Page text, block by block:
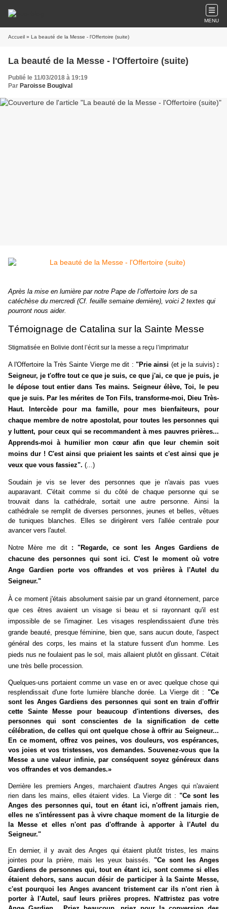
MENU
Accueil » La beauté de la Messe - l'Offertoire (suite)
La beauté de la Messe - l'Offertoire (suite)
Publié le 11/03/2018 à 19:19
Par Paroisse Bougival
Après la mise en lumière par notre Pape de l’offertoire lors de sa
catéchèse du mercredi (Cf. feuille semaine dernière), voici 2 textes qui
pourront nous aider.
Témoignage de Catalina sur la Sainte Messe
Stigmatisée en Bolivie dont l’écrit sur la messe a reçu l’imprimatur
A l'Offertoire la Très Sainte Vierge me dit : "Prie ainsi (et je la suivis) :
Seigneur, je t'offre tout ce que je suis, ce que j'ai, ce que je puis, je
le dépose tout entier dans Tes mains. Seigneur élève, Toi, le peu
que je suis. Par les mérites de Ton Fils, transforme-moi, Dieu Très-
Haut. Intercède pour ma famille, pour mes bienfaiteurs, pour
chaque membre de notre apostolat, pour toutes les personnes qui
y luttent, pour ceux qui se recommandent à mes pauvres prières...
Apprends-moi à humilier mon cœur afin que leur chemin soit
moins dur ! C'est ainsi que priaient les saints et c'est ainsi que je
veux que vous fassiez". (...)
Soudain je vis se lever des personnes que je n'avais pas vues
auparavant. C'était comme si du côté de chaque personne qui se
trouvait dans la cathédrale, sortait une autre personne. Ainsi la
cathédrale se remplit de diverses personnes, jeunes et belles, vêtues
de tuniques blanches. Elles se dirigèrent vers l'allée centrale pour
avancer vers l'autel.
Notre Mère me dit : "Regarde, ce sont les Anges Gardiens de
chacune des personnes qui sont ici. C'est le moment où votre
Ange Gardien porte vos offrandes et vos prières à l'Autel du
Seigneur."
À ce moment j'étais absolument saisie par un grand étonnement, parce
que ces êtres avaient un visage si beau et si rayonnant qu'il est
impossible de se l'imaginer. Les visages resplendissaient d'une très
grande beauté, presque féminine, bien que, sans aucun doute, l'aspect
général des corps, les mains et la stature fussent d'un homme. Les
pieds nus ne foulaient pas le sol, mais allaient plutôt en glissant. C'était
une très belle procession.
Quelques-uns portaient comme un vase en or avec quelque chose qui
resplendissait d'une forte lumière blanche dorée. La Vierge dit : "Ce
sont les Anges Gardiens des personnes qui sont en train d'offrir
cette Sainte Messe pour beaucoup d'intentions diverses, des
personnes qui sont conscientes de la signification de cette
célébration, de celles qui ont quelque chose à offrir au Seigneur...
En ce moment, offrez vos peines, vos douleurs, vos espérances,
vos joies et vos tristesses, vos demandes. Souvenez-vous que la
Messe a une valeur infinie, par conséquent soyez généreux dans
vos offrandes et vos demandes.»
Derrière les premiers Anges, marchaient d'autres Anges qui n'avaient
rien dans les mains, elles étaient vides. La Vierge dit : "Ce sont les
Anges des personnes qui, tout en étant ici, n'offrent jamais rien,
elles ne s'intéressent pas à vivre chaque moment de la liturgie de
la Messe et elles n'ont pas d'offrande à apporter à l'Autel du
Seigneur."
En dernier, il y avait des Anges qui étaient plutôt tristes, les mains
jointes pour la prière, mais les yeux baissés."Ce sont les Anges
Gardiens de personnes qui, tout en étant ici, sont comme si elles
étaient dehors, sans aucun désir de participer à la Sainte Messe,
c'est pourquoi les Anges avancent tristement car ils n'ont rien à
porter à l'Autel, sauf leurs prières propres. N'attristez pas votre